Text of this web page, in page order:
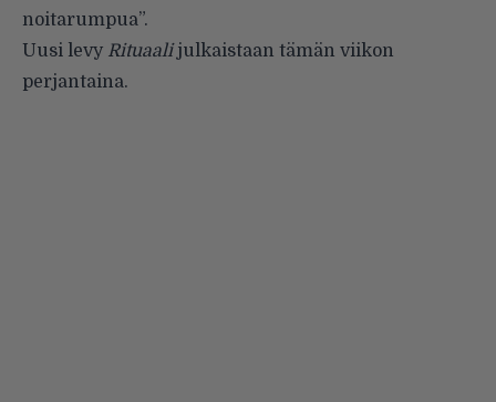
noitarumpua”.
Uusi levy Rituaalijulkaistaan tämän viikon
perjantaina.